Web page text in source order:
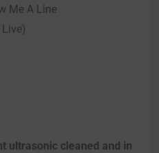
Me A Line
ultrasonic cleaned and in